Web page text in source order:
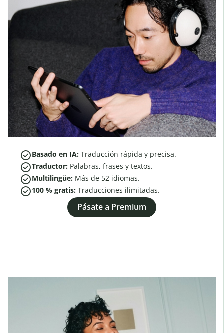
Basado en IA: Traducción rápida y precisa.
Traductor: Palabras, frases y textos.
Multilingüe: Más de 52 idiomas.
100 % gratis: Traducciones ilimitadas.
Pásate a Premium